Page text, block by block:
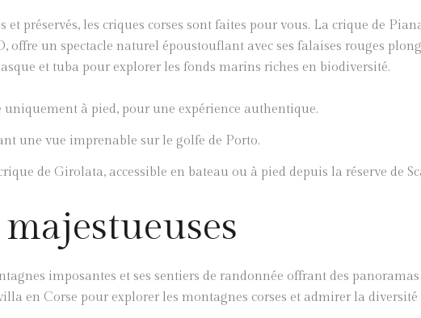
et préservés, les criques corses sont faites pour vous. La crique de
offre un spectacle naturel époustouflant avec ses falaises rouges
et tuba pour explorer les fonds marins riches en biodiversité.
uniquement à pied, pour une expérience authentique.
une vue imprenable sur le golfe de Porto.
de Girolata, accessible en bateau ou à pied depuis la réserve de
imposantes et ses sentiers de randonnée offrant des panoramas
en Corse pour explorer les montagnes corses et admirer la diversité